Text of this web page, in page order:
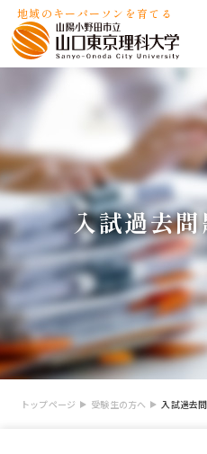
地域のキーパーソンを育てる
入試過去
トップページ 受験生の方へ 入試過去